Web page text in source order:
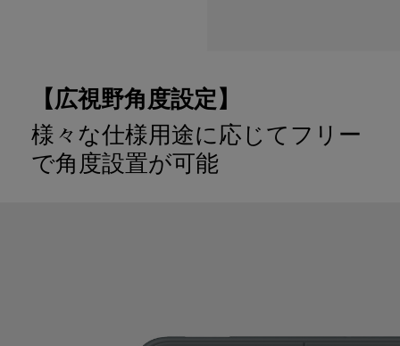
【広視野角度設定】
様々な仕様用途に応じてフリー
で角度設置が可能